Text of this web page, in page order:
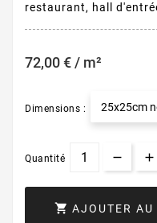
restaurant, hall
72,00 € / m²
Dimensions : 25x25cm
Quantité
 AJOUTER AU